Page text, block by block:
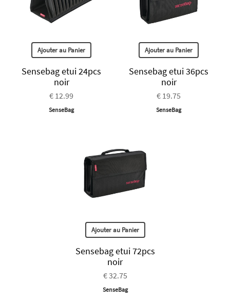
Ajouter au Panier
Sensebag etui 24pcs
noir
€ 12.99
SenseBag
Ajouter au Panier
Sensebag etui 36pcs
noir
€ 19.75
SenseBag
Ajouter au Panier
Sensebag etui 72pcs
noir
€ 32.75
SenseBag